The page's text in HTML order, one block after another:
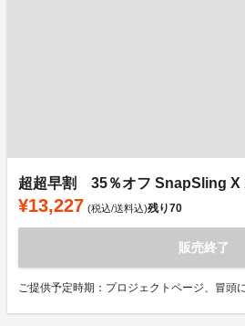
超超早割 35％オフ SnapSling X
¥13,227 (税込/送料込)残り70
販売終了
ご提供予定時期：プロジェクトページ、冒頭